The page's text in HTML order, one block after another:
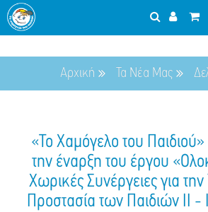
Αρχική Τα Νέα Μας
«Το Χαμόγελο του
την έναρξη του έργου
Χωρικές Συνέργειες για την
Προστασία των Παιδιών II -